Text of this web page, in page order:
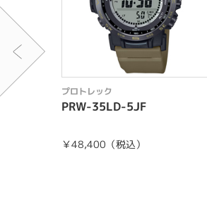
プロトレック
PRW-35LD-5JF
￥48,400（税込）